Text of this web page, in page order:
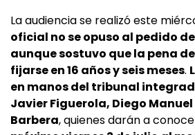
La audiencia se realizó este
oficial no se opuso al pedido
aunque sostuvo que la pena
fijarse en 16 años y seis meses.
en manos del tribunal
Javier Figuerola, Diego Manuel
Barbera, quienes darán a